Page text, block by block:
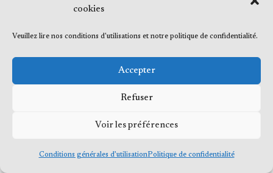
cookies
Veuillez lire nos conditions d'utilisations et notre politique de confidentialité.
Accepter
Refuser
Voir les préférences
Conditions générales d’utilisationPolitique de confidentialité
d’entendre la demande de suspension